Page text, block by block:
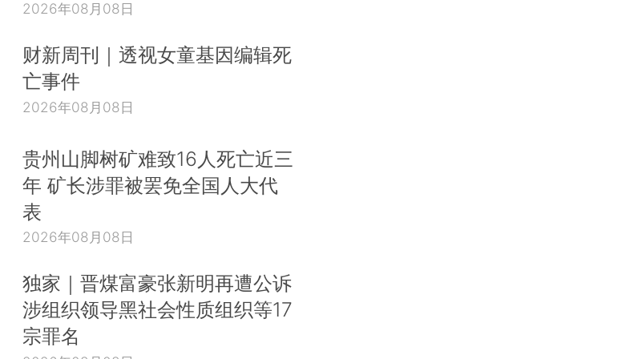
2026年08月08日
财新周刊｜透视女童基因编辑死
亡事件
2026年08月08日
贵州山脚树矿难致16人死亡近三
年 矿长涉罪被罢免全国人大代
表
2026年08月08日
独家｜晋煤富豪张新明再遭公诉
涉组织领导黑社会性质组织等17
宗罪名